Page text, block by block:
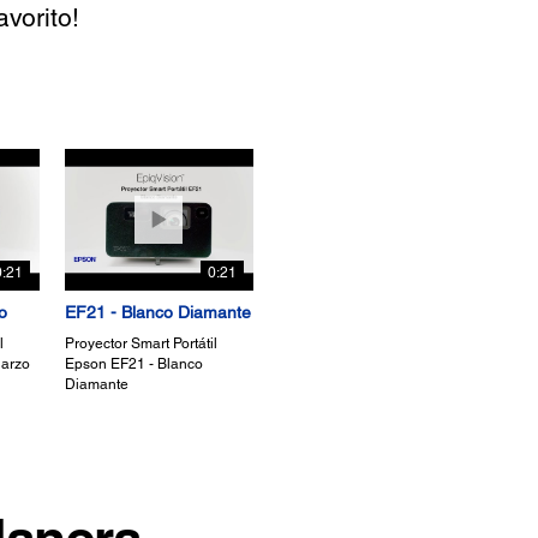
0:21
EF21 - Blanco Diamante
Proyector Smart Portátil
Epson EF21 - Blanco
Diamante